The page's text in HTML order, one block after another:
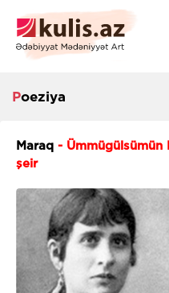
Poeziya
Maraq - Ümmügülsümün
şeir